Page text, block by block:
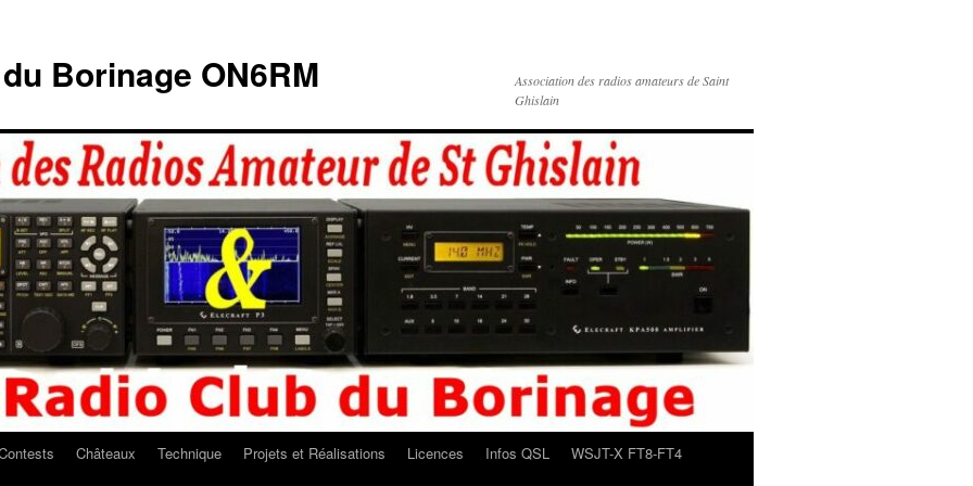
Borinage ON6RM
Association des radios amateurs de Saint
Ghislain
Châteaux Technique Projets et Réalisations Licences Infos QSL
WSJT-X FT8-FT4